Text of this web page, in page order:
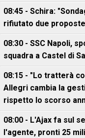
08:45 - Schira:
rifiutato due
08:30 - SSC Napoli,
squadra a Castel di
08:15 - "Lo tratterà
Allegri cambia la
rispetto lo scorso
08:00 - L'Ajax fa sul
l'agente, pronti 25